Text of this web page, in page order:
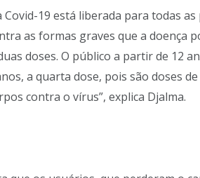
Covid-19 está liberada para todas
as formas graves que a doença
doses. O público a partir de 12
a quarta dose, pois são doses
contra o vírus”, explica Djalma.